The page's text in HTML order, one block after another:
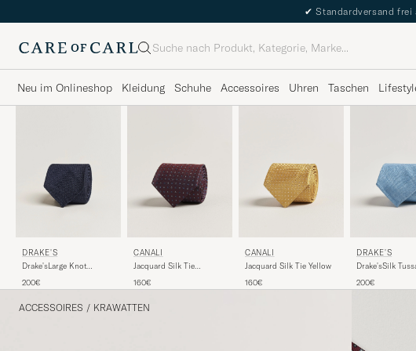
✔ Standardversand
Suche
Neu im Onlineshop Kleidung Schuhe Accessoires Uhren Taschen
DRAKE'S
Drake'sLarge Knot
Silk TieNavy
200€
CANALI
Jacquard Silk Tie
160€
CANALI
Jacquard Silk Tie Yellow
160€
DRAKE'S
Drake'sSilk
200€
ACCESSOIRES / KRAWATTEN